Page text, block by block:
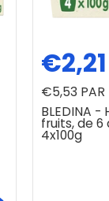
BLEDINA
fruits, de 6
4x100g
€2,21
€5,53 PAR